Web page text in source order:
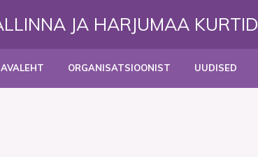
JA HARJUMAA
AVALEHT ORGANISATSIOONIST UUDISED